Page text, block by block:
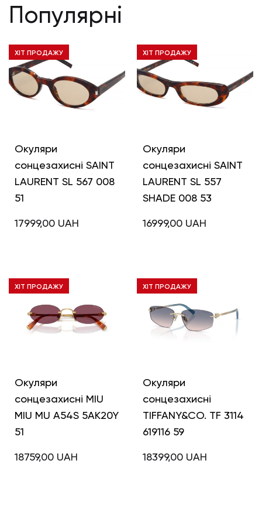
Популярні
ХІТ ПРОДАЖУ
Окуляри
сонцезахисні SAINT
LAURENT SL 567 008
51
17999,00 UAH
ХІТ ПРОДАЖУ
Окуляри
сонцезахисні SAINT
LAURENT SL 557
SHADE 008 53
16999,00 UAH
ХІТ ПРОДАЖУ
Окуляри
сонцезахисні MIU
MIU MU A54S 5AK20Y
51
18759,00 UAH
ХІТ ПРОДАЖУ
Окуляри
сонцезахисні
TIFFANY&CO. TF 3114
619116 59
18399,00 UAH